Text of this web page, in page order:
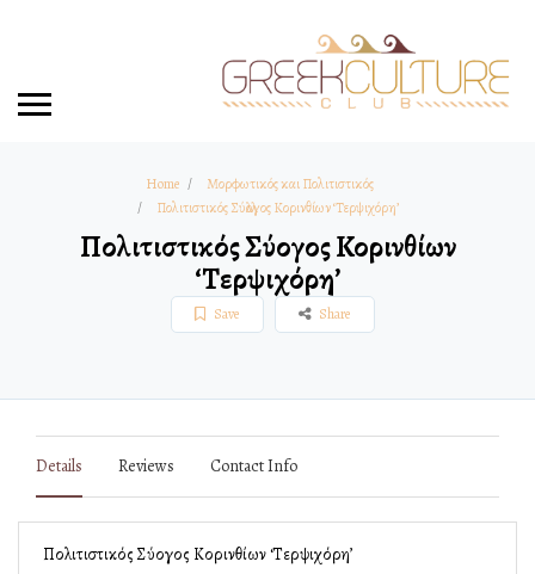
Home
Μορφωτικός και Πολιτιστικός
Πολιτιστικός Σύλλογος Κορινθίων ‘Τερψιχόρη’
Πολιτιστικός Σύλλογος Κορινθίων
‘Τερψιχόρη’
Save Share
Details Reviews Contact Info
Πολιτιστικός Σύλλογος Κορινθίων ‘Τερψιχόρη’